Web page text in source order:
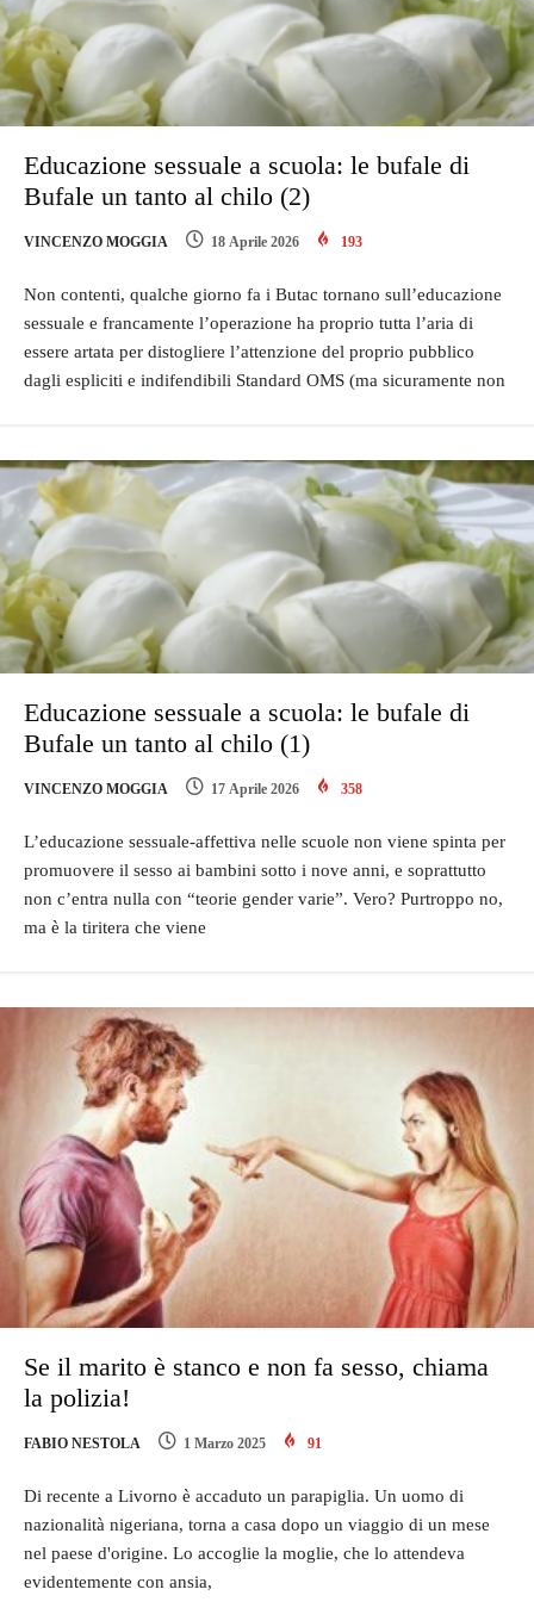
Educazione sessuale a scuola: le bufale di
Bufale un tanto al chilo (2)
VINCENZO MOGGIA 18 Aprile 2026 193
Non contenti, qualche giorno fa i Butac tornano sull’educazione
sessuale e francamente l’operazione ha proprio tutta l’aria di
essere artata per distogliere l’attenzione del proprio pubblico
dagli espliciti e indifendibili Standard OMS (ma sicuramente non
Educazione sessuale a scuola: le bufale di
Bufale un tanto al chilo (1)
VINCENZO MOGGIA 17 Aprile 2026 358
L’educazione sessuale-affettiva nelle scuole non viene spinta per
promuovere il sesso ai bambini sotto i nove anni, e soprattutto
non c’entra nulla con “teorie gender varie”. Vero? Purtroppo no,
ma è la tiritera che viene
Se il marito è stanco e non fa sesso, chiama
la polizia!
FABIO NESTOLA 1 Marzo 2025 91
Di recente a Livorno è accaduto un parapiglia. Un uomo di
nazionalità nigeriana, torna a casa dopo un viaggio di un mese
nel paese d'origine. Lo accoglie la moglie, che lo attendeva
evidentemente con ansia,